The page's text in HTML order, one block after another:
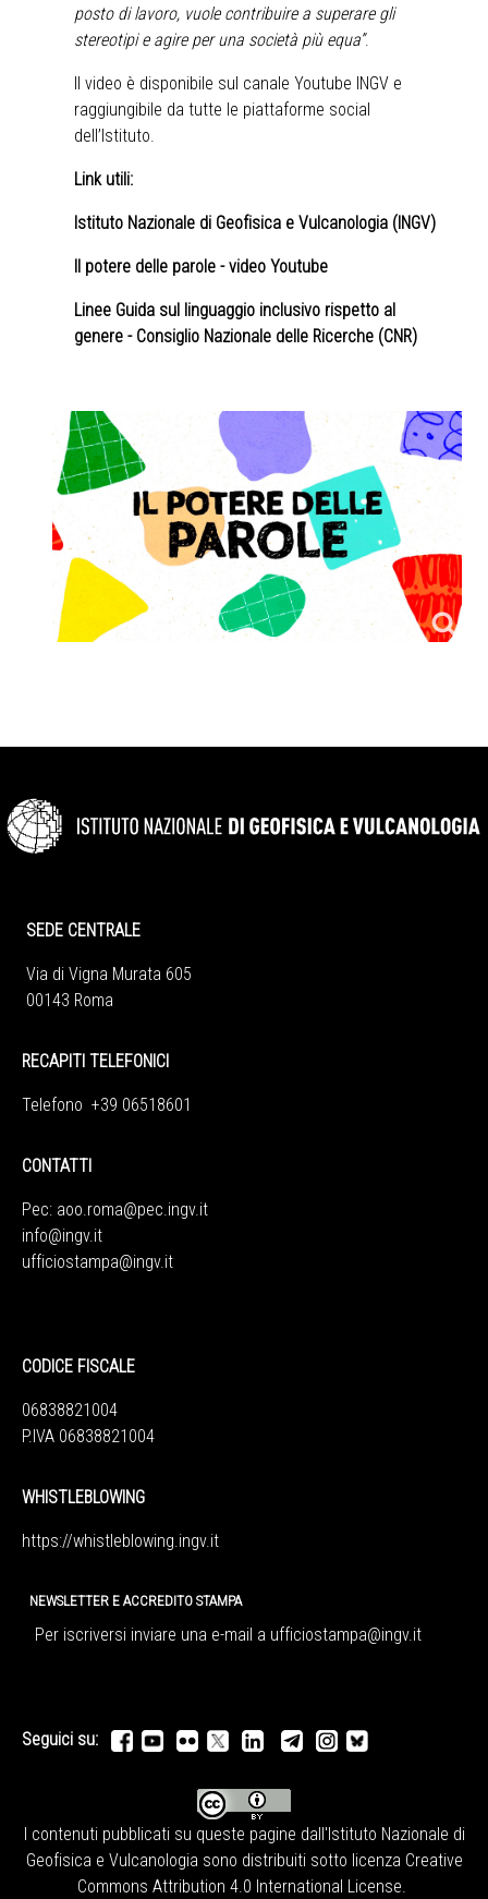
posto di lavoro, vuole contribuire a superare gli
stereotipi e agire per una società più equa”.
Il video è disponibile sul canale Youtube INGV e
raggiungibile da tutte le piattaforme social
dell’Istituto.
Link utili:
Istituto Nazionale di Geofisica e Vulcanologia (INGV)
Il potere delle parole - video Youtube
Linee Guida sul linguaggio inclusivo rispetto al
genere - Consiglio Nazionale delle Ricerche (CNR)
SEDE CENTRALE
Via di Vigna Murata 605
00143 Roma
RECAPITI TELEFONICI
Telefono +39 06518601
CONTATTI
Pec: aoo.roma@pec.ingv.it
info@ingv.it
ufficiostampa@ingv.it
CODICE FISCALE
06838821004
P.IVA 06838821004
WHISTLEBLOWING
https://whistleblowing.ingv. it
NEWSLETTER E ACCREDITO STAMPA
Per iscriversi inviare una e-mail a ufficiostampa@ingv.it
Seguici su:
I contenuti pubblicati su queste pagine dall'Istituto Nazionale di
Geofisica e Vulcanologia sono distribuiti sotto licenza Creative
Commons Attribution 4.0 International License